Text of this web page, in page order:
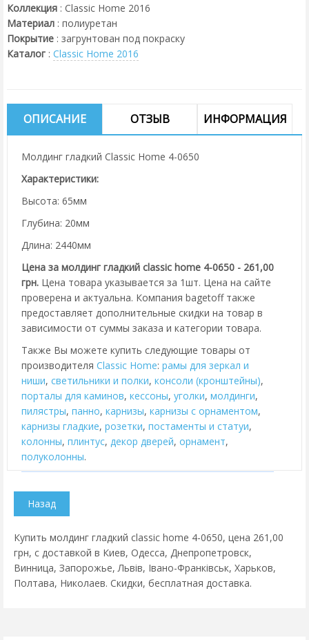
Коллекция : Classic Home 2016
Материал : полиуретан
Покрытие : загрунтован под покраску
Каталог : Classic Home 2016
ОПИСАНИЕ ОТЗЫВ ИНФОРМАЦИЯ
Молдинг гладкий Classic Home 4-0650
Характеристики:
Высота: 65мм
Глубина: 20мм
Длина: 2440мм
Цена за молдинг гладкий classic home 4-0650 - 261,00
грн. Цена товара указывается за 1шт. Цена на сайте
проверена и актуальна. Компания bagetoff также
предоставляет дополнительные скидки на товар в
зависимости от суммы заказа и категории товара.
Также Вы можете купить следующие товары от
производителя Classic Home: рамы для зеркал и
ниши, cветильники и полки, консоли (кронштейны),
порталы для каминов, кессоны, уголки, молдинги,
пилястры, панно, карнизы, карнизы с орнаментом,
карнизы гладкие, розетки, постаменты и статуи,
колонны, плинтус, декор дверей, орнамент,
полуколонны.
Купить молдинг гладкий classic home 4-0650, цена 261,00
грн, с доставкой в Киев, Одесса, Днепропетровск,
Винница, Запорожье, Львів, Івано-Франківськ, Харьков,
Полтава, Николаев. Скидки, бесплатная доставка.